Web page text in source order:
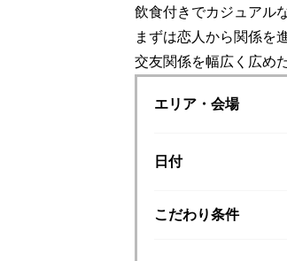
飲食付きでカジュアル
まずは恋人から関係を
交友関係を幅広く広め
エリア・会場
日付
こだわり条件